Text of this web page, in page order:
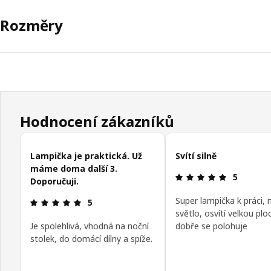
Rozměry
Hodnocení zákazníků
Přeskočit recenze zákazníků
Lampička je praktická. Už
máme doma další 3.
Doporučuji.
Hodnocení výrobku: 5 z 5 hvězdičky/hvězdiček
5
Je spolehlivá, vhodná na noční
stolek, do domácí dílny a spíže.
Svítí silně
5
Super lampička k práci,
světlo, osvítí velkou
dobře se polohuje